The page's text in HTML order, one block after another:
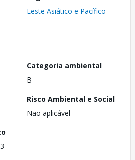
Leste Asiático e Pacífico
Categoria ambiental
B
Risco Ambiental e Social
Não aplicável